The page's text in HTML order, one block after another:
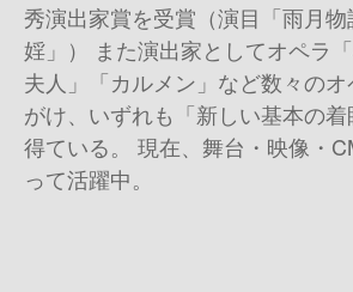
秀演出家賞を受賞（演目「雨月
婬」） また演出家としてオペラ
夫人」「カルメン」など数々の
がけ、いずれも「新しい基本の
得ている。 現在、舞台・映像・
って活躍中。